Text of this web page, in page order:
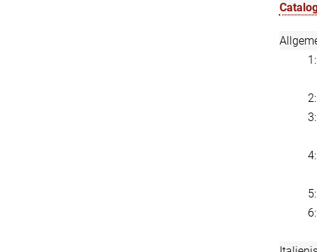
2:
3:
4:
5:
6: